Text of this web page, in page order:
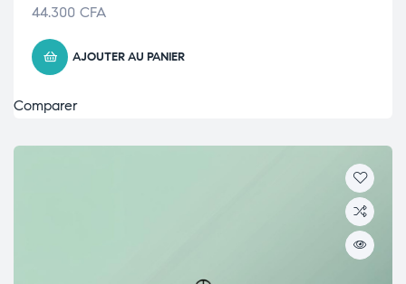
44.300 CFA
AJOUTER AU PANIER
Comparer